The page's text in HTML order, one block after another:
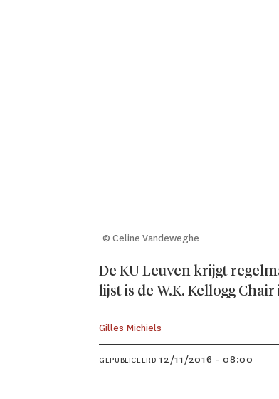
© Celine Vandeweghe
De KU Leuven krijgt
lijst is de W.K. Kellogg
Gilles Michiels
GEPUBLICEERD 12/11/2016 - 08:00